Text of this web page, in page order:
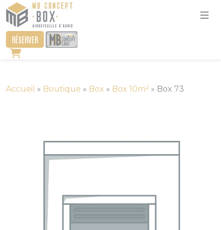
RÉSERVER
Accueil » Boutique » Box » Box 10m² » Box 73